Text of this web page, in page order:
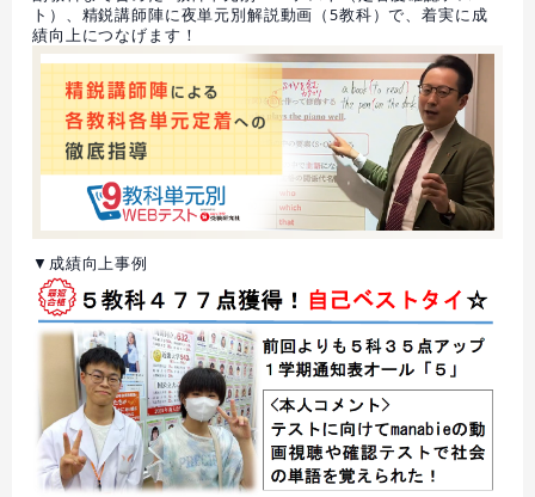
ト）、精鋭講師陣に夜単元別解説動画（5教科）で、着実に成
績向上につなげます！
▼成績向上事例